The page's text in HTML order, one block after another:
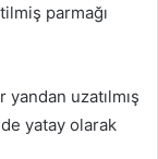
parmağı
uzatılmış
yatay olarak